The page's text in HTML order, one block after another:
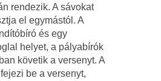
rendezik. A sávokat
el egymástól. A
és egy
helyet, a pályabírók
követik a versenyt. A
be a versenyt,